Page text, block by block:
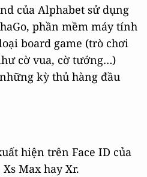
của Alphabet sử dụng
phần mềm máy tính
board game (trò chơi
cờ vua, cờ tướng…)
kỳ thủ hàng đầu
hiện trên Face ID của
Max hay Xr.